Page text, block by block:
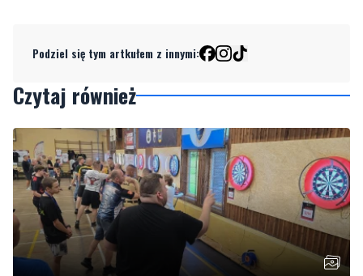
Podziel się tym artkułem z innymi:
Czytaj również